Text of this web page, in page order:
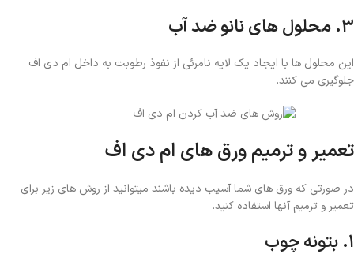
۳. محلول های نانو ضد آب
این محلول ها با ایجاد یک لایه نامرئی از نفوذ رطوبت به داخل ام دی اف
جلوگیری می کنند.
تعمیر و ترمیم ورق های ام دی اف
در صورتی که ورق های شما آسیب دیده باشند میتوانید از روش های زیر برای
تعمیر و ترمیم آنها استفاده کنید.
۱. بتونه چوب